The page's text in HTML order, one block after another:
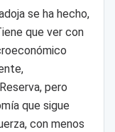
se ha hecho,
que ver con
pero
que sigue
con menos